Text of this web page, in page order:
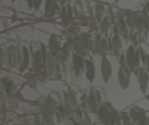
unsere Dienste und
verwenden wir
Besucherzahlen oder
Seitenbesucher